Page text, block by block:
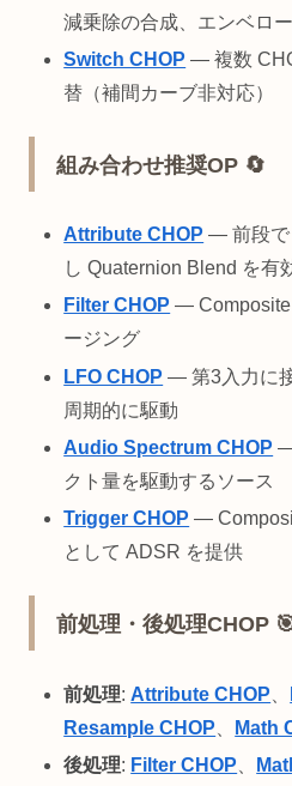
減乗除の合成、エンベロ
Switch CHOP — 複数
替（補間カーブ非対応）
組み合わせ推奨OP 🔄
Attribute CHOP — 前段で
し Quaternion Blend を有
Filter CHOP — Composite
ージング
LFO CHOP — 第3入力に
周期的に駆動
Audio Spectrum CHOP —
クト量を駆動するソース
Trigger CHOP —
として ADSR を提供
前処理・後処理CHOP
前処理: Attribute CHOP
Resample CHOP
Math
後処理: Filter CHOP